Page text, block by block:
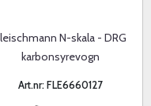
N-skala - DRG
karbonsyrevogn
Art.nr: FLE6660127